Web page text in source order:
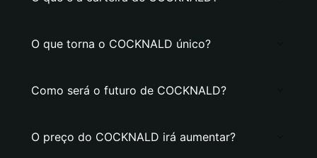
O que torna o COCKNALD único?
Como será o futuro de COCKNALD?
O preço do COCKNALD irá aumentar?